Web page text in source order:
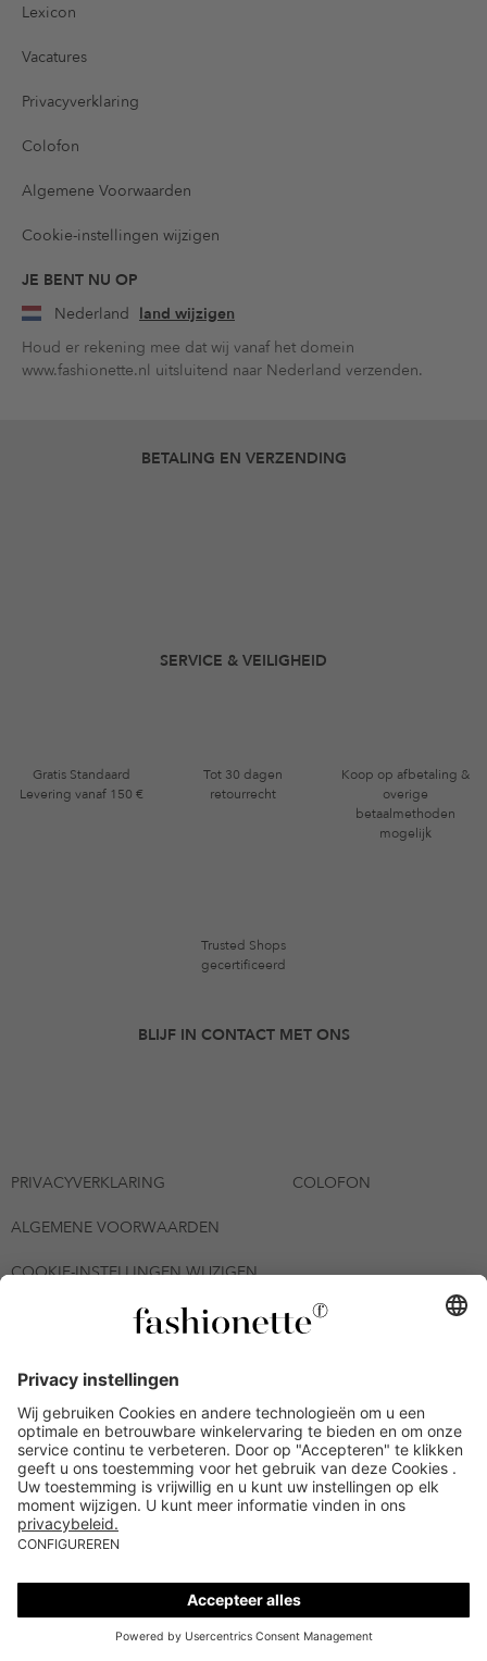
Lexicon
Vacatures
Privacyverklaring
Colofon
Algemene Voorwaarden
Cookie-instellingen wijzigen
JE BENT NU OP
Nederland land wijzigen
Houd er rekening mee dat wij vanaf het domein
www.fashionette.nl uitsluitend naar Nederland verzenden.
BETALING EN VERZENDING
SERVICE & VEILIGHEID
Gratis Standaard
Levering vanaf 150 €
Tot 30 dagen
retourrecht
Koop op afbetaling &
overige
betaalmethoden
mogelijk
Trusted Shops
gecertificeerd
BLIJF IN CONTACT MET ONS
PRIVACYVERKLARING COLOFON
ALGEMENE VOORWAARDEN
COOKIE-INSTELLINGEN WIJZIGEN
© 2026 - fashionette Plattform GmbH
*De kortingsbon is tot en met 12-08-2026 meerdere keren
inwisselbaar op alle artikelen op de pagina
fashionette.nl/selected-styles. De voorwaarden zoals vastgelegd in
artikel 9 van de algemene voorwaarden zijn van toepassing.
Bepaalde merken en artikelen kunnen uitgesloten zijn.
Kredietwaardigheid nodig. Alle prijzen inclusief btw en zonder
verzendkosten. De personen die genoemd of gepresenteerd zijn,
hebben geen van de aangeboden producten op de site